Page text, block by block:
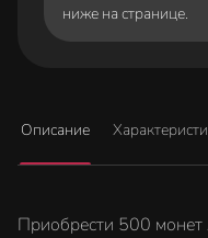
ниже на странице.
Описание
Приобрести 500 монет